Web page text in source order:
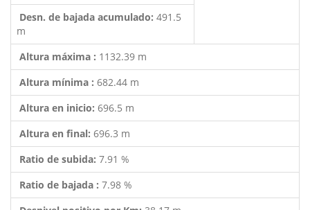
Desn. de bajada acumulado: 491.5
m
Altura máxima : 1132.39 m
Altura mínima : 682.44 m
Altura en inicio: 696.5 m
Altura en final: 696.3 m
Ratio de subida: 7.91 %
Ratio de bajada : 7.98 %